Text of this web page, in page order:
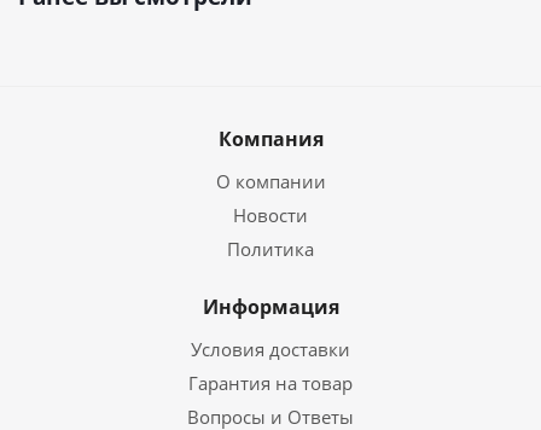
Компания
О компании
Новости
Политика
Информация
Условия доставки
Гарантия на товар
Вопросы и Ответы